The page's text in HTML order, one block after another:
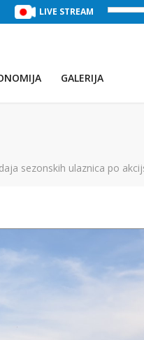
JEZERO (Voda:28 °C, Salinitet:30
LIVE STREAM
GALERIJA
sezonskih ulaznica po